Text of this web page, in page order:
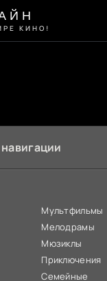
КИНО!
Мультфильмы
Мелодрамы
Мюзиклы
Приключения
Семейные